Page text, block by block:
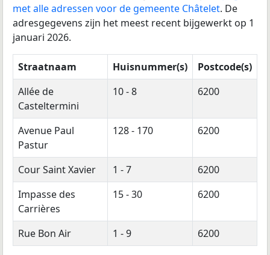
met alle adressen voor de gemeente Châtelet. De
adresgegevens zijn het meest recent bijgewerkt op 1
januari 2026.
Straatnaam Huisnummer(s)
Postcode(s)
Allée de
Casteltermini
10 - 8 6200
Avenue Paul
Pastur
128 - 170 6200
Cour Saint Xavier 1 - 7
6200
Impasse des
Carrières
15 - 30 6200
Rue Bon Air 1 - 9 6200